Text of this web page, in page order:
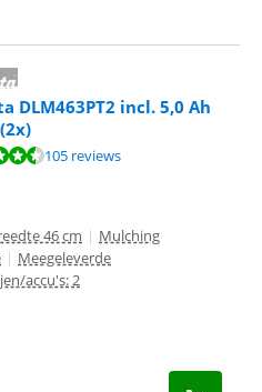
DLM463PT2 incl. 5,0 Ah
op 105 reviews.
105 reviews
46 cm | Mulching
| Meegeleverde
accu's: 2